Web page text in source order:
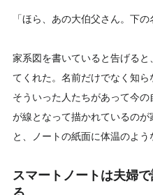
「ほら、あの大伯父さん。下の
家系図を書いていると告げる
てくれた。名前だけでなく知ら
そういった人たちがあって今
が線となって描かれているの
と、ノートの紙面に体温のよう
スマートノートは夫婦